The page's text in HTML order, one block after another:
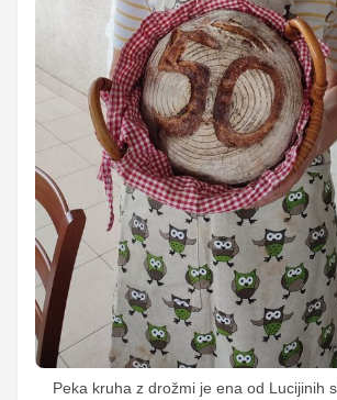
Peka kruha z drožmi je ena od Lucijinih